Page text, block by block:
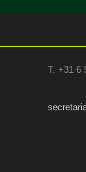
T. +31 6